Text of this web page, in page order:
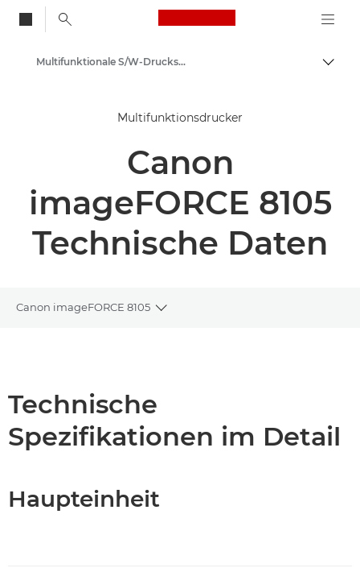
Canon Logo, back
Auf
Lösungen & Dienstleistungen
Multifunktionale Drucksysteme
Multifunktionale S/W-Drucksysteme - Canon Deutschland
Multifunktionsdrucker
Canon
imageFORCE 8105
Technische Daten
Canon imageFORCE 8105
Toggle breadcrumbs
Support
Technische
Spezifikationen im Detail
Haupteinheit